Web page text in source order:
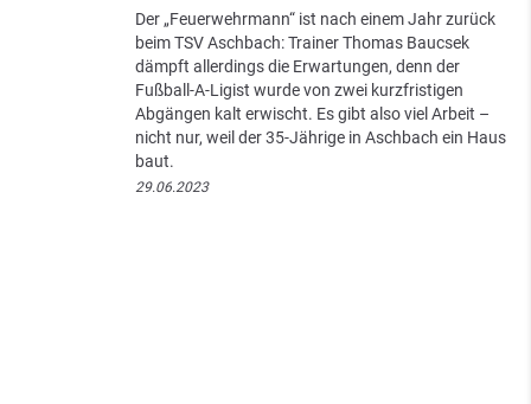
Der „Feuerwehrmann“ ist nach einem Jahr zurück
beim TSV Aschbach: Trainer Thomas Baucsek
dämpft allerdings die Erwartungen, denn der
Fußball-A-Ligist wurde von zwei kurzfristigen
Abgängen kalt erwischt. Es gibt also viel Arbeit –
nicht nur, weil der 35-Jährige in Aschbach ein Haus
baut.
29.06.2023